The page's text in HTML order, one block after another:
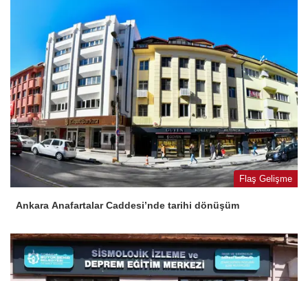
Flaş Gelişme
Ankara Anafartalar Caddesi’nde tarihi dönüşüm